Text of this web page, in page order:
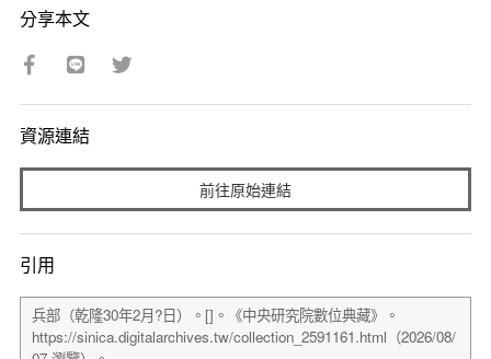
分享本文
資源連結
前往原始連結
引用